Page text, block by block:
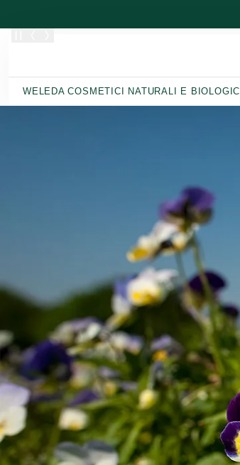
WELEDA COSMETICI NATURALI E BIOLOGICI